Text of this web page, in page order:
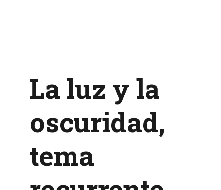
La luz y la
oscuridad,
tema